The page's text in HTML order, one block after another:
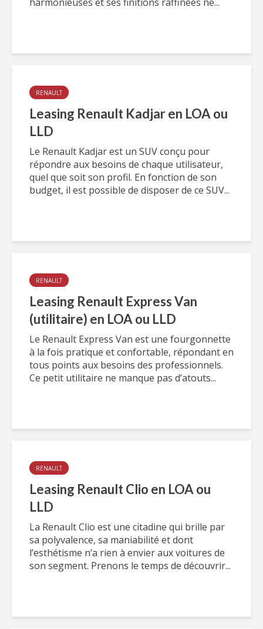
RENAULT
Leasing Renault Kadjar en LOA ou
LLD
Le Renault Kadjar est un SUV conçu pour
répondre aux besoins de chaque utilisateur,
quel que soit son profil. En fonction de son
budget, il est possible de disposer de ce SUV...
RENAULT
Leasing Renault Express Van
(utilitaire) en LOA ou LLD
Le Renault Express Van est une fourgonnette
à la fois pratique et confortable, répondant en
tous points aux besoins des professionnels.
Ce petit utilitaire ne manque pas d’atouts...
RENAULT
Leasing Renault Clio en LOA ou
LLD
La Renault Clio est une citadine qui brille par
sa polyvalence, sa maniabilité et dont
l’esthétisme n’a rien à envier aux voitures de
son segment. Prenons le temps de découvrir...